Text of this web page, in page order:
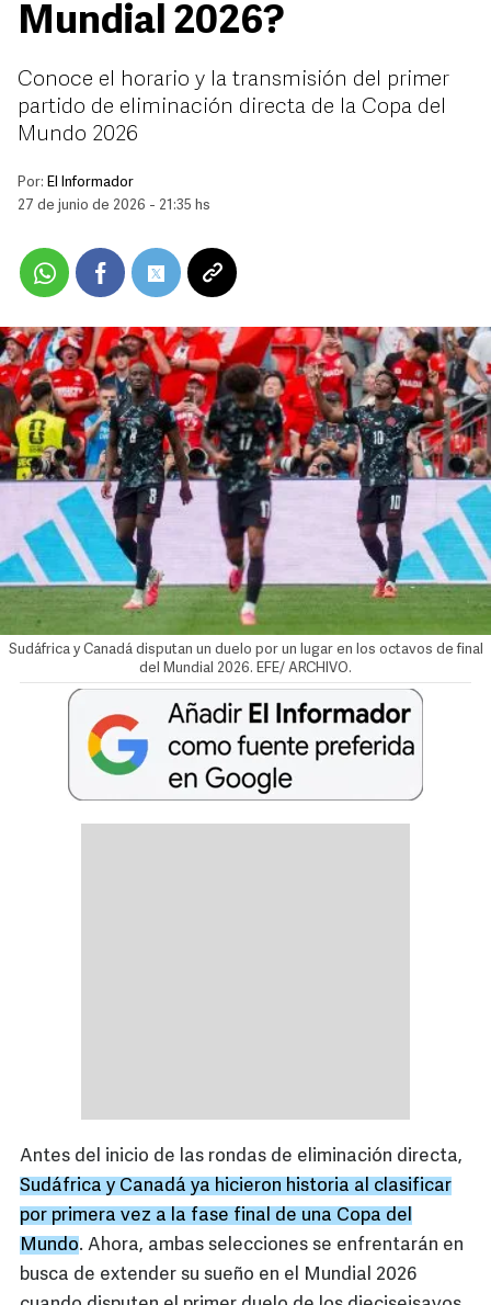
Mundial 2026?
Conoce el horario y la transmisión del primer
partido de eliminación directa de la Copa del
Mundo 2026
Por: El Informador
27 de junio de 2026 - 21:35 hs
Sudáfrica y Canadá disputan un duelo por un lugar en los octavos de final
del Mundial 2026. EFE/ ARCHIVO.
Antes del inicio de las rondas de eliminación directa,
Sudáfrica y Canadá ya hicieron historia al clasificar
por primera vez a la fase final de una Copa del
Mundo. Ahora, ambas selecciones se enfrentarán en
busca de extender su sueño en el Mundial 2026